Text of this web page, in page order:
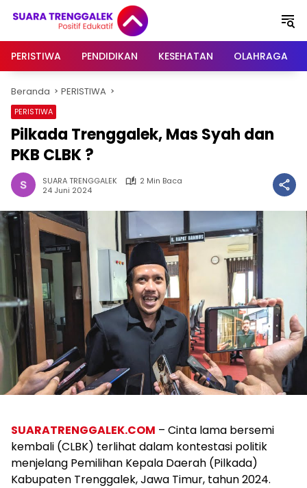
PERISTIWA
PENDIDIKAN KESEHATAN OLAHRAGA
Beranda PERISTIWA
PERISTIWA
Pilkada Trenggalek, Mas Syah dan
PKB CLBK ?
SUARA TRENGGALEK
2 Min Baca
24 Juni 2024
SUARATRENGGALEK.COM – Cinta lama bersemi
kembali (CLBK) terlihat dalam kontestasi politik
menjelang Pemilihan Kepala Daerah (Pilkada)
Kabupaten Trenggalek, Jawa Timur, tahun 2024.